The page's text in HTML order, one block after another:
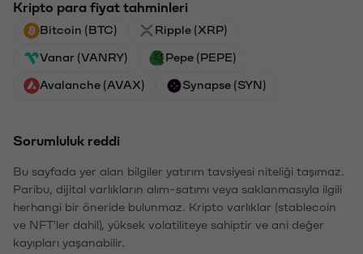
Kripto para fiyat tahminleri
Bitcoin (BTC) Ripple (XRP)
Vanar (VANRY) Pepe (PEPE)
Avalanche (AVAX) Synapse (SYN)
Sorumluluk reddi
Bu sayfada yer alan bilgiler yatırım tavsiyesi niteliği taşımaz.
Paribu, dijital varlıkların alım-satımı veya saklanmasıyla ilgili
herhangi bir öneride bulunmaz. Kripto varlıklar (stablecoin
ve NFT'ler dahil), yüksek volatiliteye sahiptir ve ani değer
kayıpları yaşanabilir.